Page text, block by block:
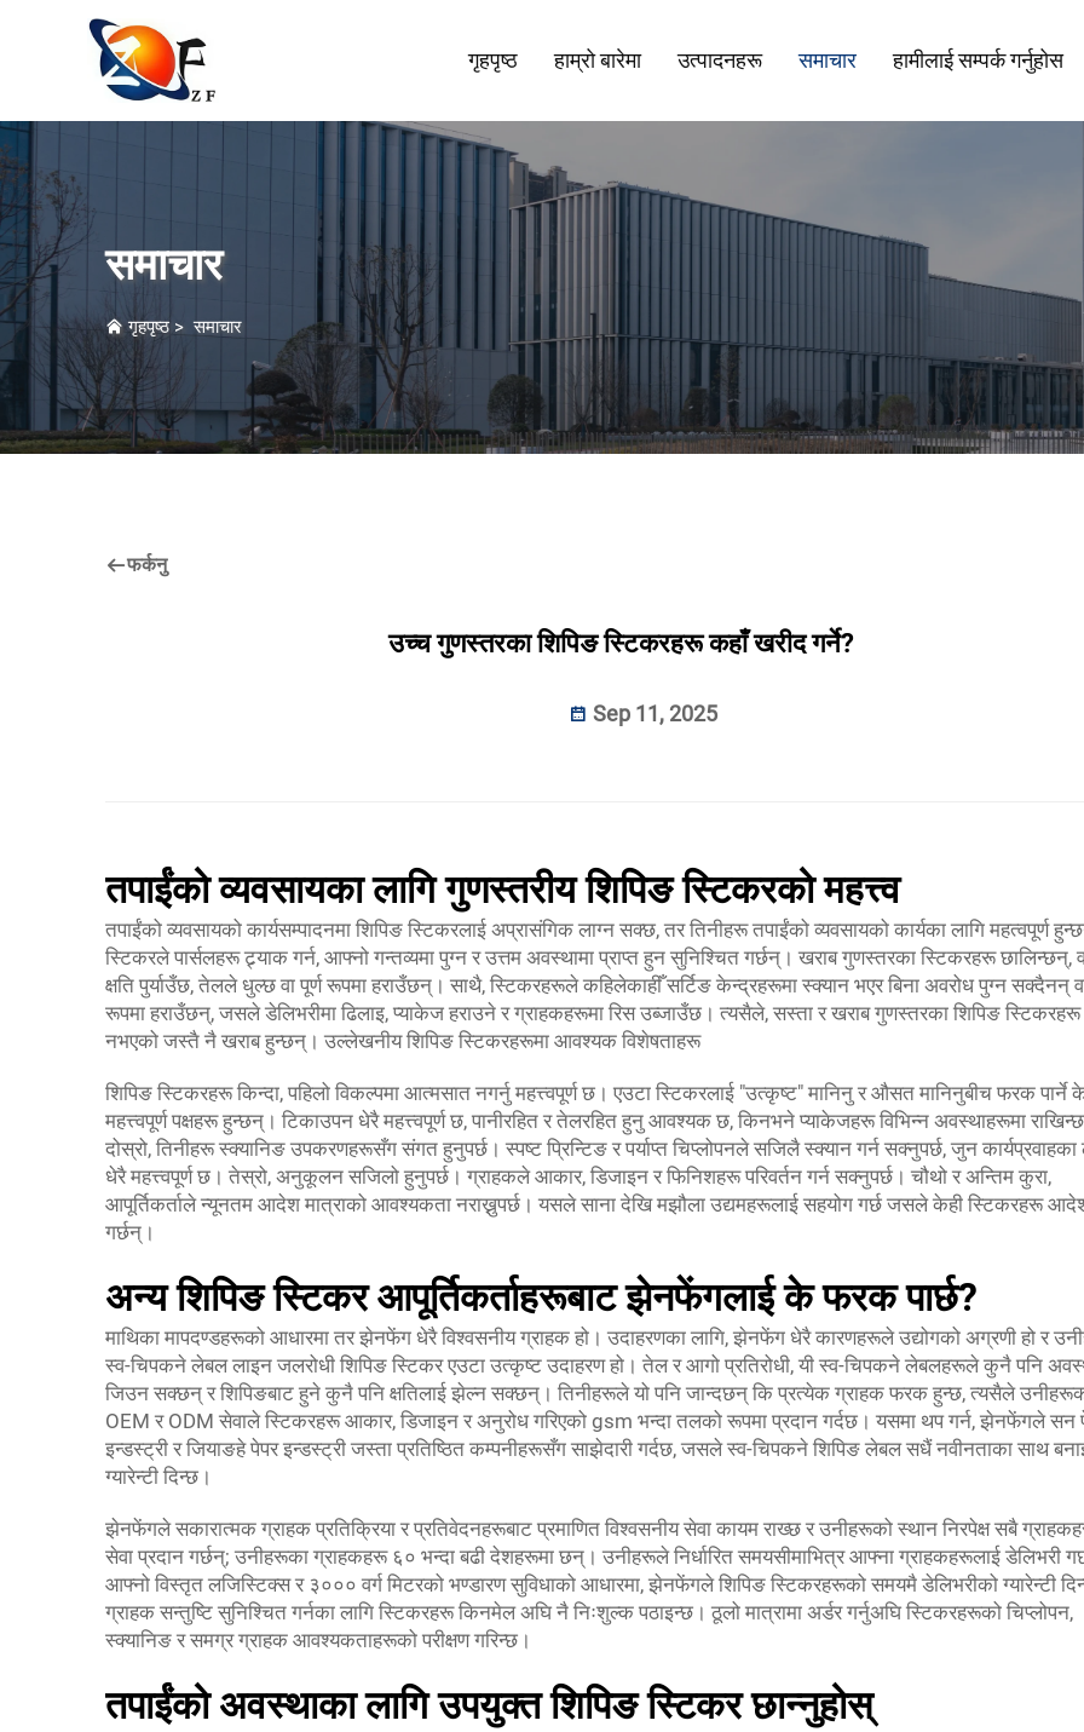
गृहपृष्ठ हाम्रो बारेमा उत्पादनहरू समाचार हामीलाई सम्पर्क गर्नुहोस
समाचार
गृहपृष्ठ>समाचार
फर्कनु
उच्च गुणस्तरका शिपिङ स्टिकरहरू कहाँ खरीद गर्ने?
Sep 11, 2025
तपाईंको व्यवसायका लागि गुणस्तरीय शिपिङ स्टिकरको महत्त्व
तपाईंको व्यवसायको कार्यसम्पादनमा शिपिङ स्टिकरलाई अप्रासंगिक लाग्न सक्छ, तर तिनीहरू तपाईंको व्यवसायको कार्यका लागि महत्वपूर्ण
स्टिकरले पार्सलहरू ट्र्याक गर्न, आफ्नो गन्तव्यमा पुग्न र उत्तम अवस्थामा प्राप्त हुन सुनिश्चित गर्छन्। खराब गुणस्तरका स्टिकरहरू छालिन्छन्,
क्षति पुर्याउँछ, तेलले धुल्छ वा पूर्ण रूपमा हराउँछन्। साथै, स्टिकरहरूले कहिलेकाहीँ सर्टिङ केन्द्रहरूमा स्क्यान भएर बिना अवरोध पुग्न सक्दैनन्
रूपमा हराउँछन्, जसले डेलिभरीमा ढिलाइ, प्याकेज हराउने र ग्राहकहरूमा रिस उब्जाउँछ। त्यसैले, सस्ता र खराब गुणस्तरका शिपिङ स्टिकरहरू
नभएको जस्तै नै खराब हुन्छन्। उल्लेखनीय शिपिङ स्टिकरहरूमा आवश्यक विशेषताहरू
शिपिङ स्टिकरहरू किन्दा, पहिलो विकल्पमा आत्मसात नगर्नु महत्त्वपूर्ण छ। एउटा स्टिकरलाई "उत्कृष्ट" मानिनु र औसत मानिनुबीच फरक पार्ने
महत्त्वपूर्ण पक्षहरू हुन्छन्। टिकाउपन धेरै महत्त्वपूर्ण छ, पानीरहित र तेलरहित हुनु आवश्यक छ, किनभने प्याकेजहरू विभिन्न अवस्थाहरूमा
दोस्रो, तिनीहरू स्क्यानिङ उपकरणहरूसँग संगत हुनुपर्छ। स्पष्ट प्रिन्टिङ र पर्याप्त चिप्लोपनले सजिलै स्क्यान गर्न सक्नुपर्छ, जुन कार्यप्रवाहका
धेरै महत्त्वपूर्ण छ। तेस्रो, अनुकूलन सजिलो हुनुपर्छ। ग्राहकले आकार, डिजाइन र फिनिशहरू परिवर्तन गर्न सक्नुपर्छ। चौथो र अन्तिम कुरा,
आपूर्तिकर्ताले न्यूनतम आदेश मात्राको आवश्यकता नराख्नुपर्छ। यसले साना देखि मझौला उद्यमहरूलाई सहयोग गर्छ जसले केही स्टिकरहरू
गर्छन्।
अन्य शिपिङ स्टिकर आपूर्तिकर्ताहरूबाट झेनफेंगलाई के फरक पार्छ?
माथिका मापदण्डहरूको आधारमा तर झेनफेंग धेरै विश्वसनीय ग्राहक हो। उदाहरणका लागि, झेनफेंग धेरै कारणहरूले उद्योगको अग्रणी हो र
स्व-चिपकने लेबल लाइन जलरोधी शिपिङ स्टिकर एउटा उत्कृष्ट उदाहरण हो। तेल र आगो प्रतिरोधी, यी स्व-चिपकने लेबलहरूले कुनै पनि
जिउन सक्छन् र शिपिङबाट हुने कुनै पनि क्षतिलाई झेल्न सक्छन्। तिनीहरूले यो पनि जान्दछन् कि प्रत्येक ग्राहक फरक हुन्छ, त्यसैले
OEM र ODM सेवाले स्टिकरहरू आकार, डिजाइन र अनुरोध गरिएको gsm भन्दा तलको रूपमा प्रदान गर्दछ। यसमा थप गर्न, झेनफेंगले सन
इन्डस्ट्री र जियाङहे पेपर इन्डस्ट्री जस्ता प्रतिष्ठित कम्पनीहरूसँग साझेदारी गर्दछ, जसले स्व-चिपकने शिपिङ लेबल सधैं नवीनताका साथ
ग्यारेन्टी दिन्छ।
झेनफेंगले सकारात्मक ग्राहक प्रतिक्रिया र प्रतिवेदनहरूबाट प्रमाणित विश्वसनीय सेवा कायम राख्छ र उनीहरूको स्थान निरपेक्ष सबै
सेवा प्रदान गर्छन्; उनीहरूका ग्राहकहरू ६० भन्दा बढी देशहरूमा छन्। उनीहरूले निर्धारित समयसीमाभित्र आफ्ना ग्राहकहरूलाई डेलिभरी
आफ्नो विस्तृत लजिस्टिक्स र ३००० वर्ग मिटरको भण्डारण सुविधाको आधारमा, झेनफेंगले शिपिङ स्टिकरहरूको समयमै डेलिभरीको ग्यारेन्टी
ग्राहक सन्तुष्टि सुनिश्चित गर्नका लागि स्टिकरहरू किनमेल अघि नै निःशुल्क पठाइन्छ। ठूलो मात्रामा अर्डर गर्नुअघि स्टिकरहरूको चिप्लोपन,
स्क्यानिङ र समग्र ग्राहक आवश्यकताहरूको परीक्षण गरिन्छ।
तपाईंको अवस्थाका लागि उपयुक्त शिपिङ स्टिकर छान्नुहोस्